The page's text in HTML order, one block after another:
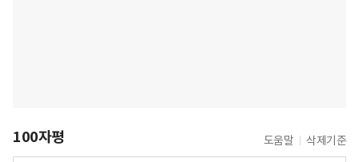
100자평 도움말 삭제기준